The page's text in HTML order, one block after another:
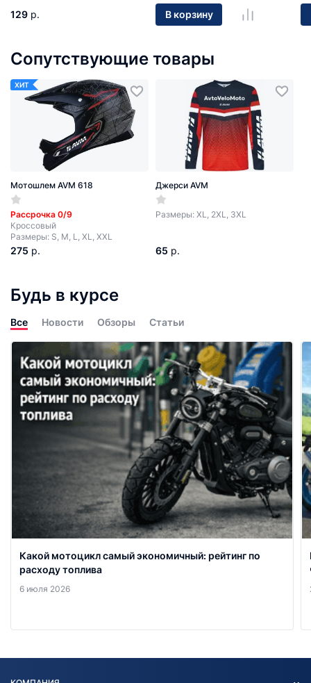
129 р. В корзину
Сопутствующие товары
ХИТ
Мотошлем AVM 618
Рассрочка 0/9
Кроссовый
Размеры: S, M, L, XL, XXL
275 р.
Джерси AVM
Размеры: XL, 2XL, 3XL
65 р.
Будь в курсе
Все Новости Обзоры Статьи
Какой мотоцикл самый экономичный: рейтинг по
расходу топлива
6 июля 2026